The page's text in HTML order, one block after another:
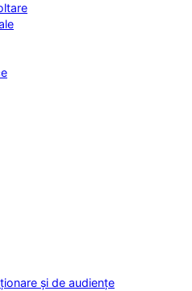
și de audiențe